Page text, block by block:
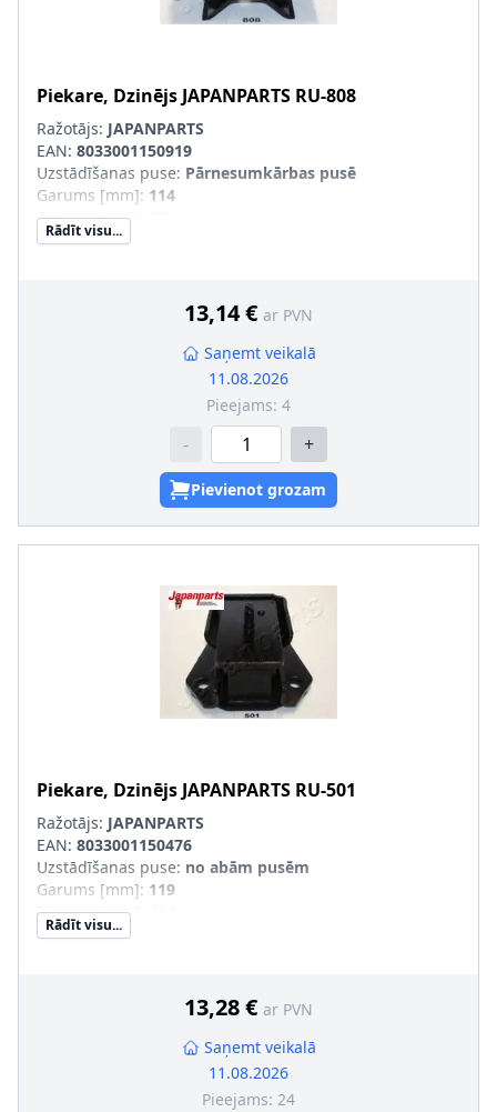
Piekare, Dzinējs JAPANPARTS RU-808
Ražotājs: JAPANPARTS
EAN: 8033001150919
Uzstādīšanas puse: Pārnesumkārbas pusē
Garums [mm]: 114
Platums [mm]
Augstums [mm]
Rādīt visu...
13,14 € ar PVN
Saņemt veikalā
11.08.2026
Pieejams: 4
- +
Pievienot grozam
Piekare, Dzinējs JAPANPARTS RU-501
Ražotājs: JAPANPARTS
EAN: 8033001150476
Uzstādīšanas puse: no abām pusēm
Garums [mm]: 119
Platums [mm]
Augstums [mm]
Rādīt visu...
13,28 € ar PVN
Saņemt veikalā
11.08.2026
Pieejams: 24